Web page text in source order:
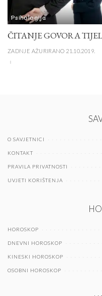
Psihologija
ČITANJE GOVORA
ZADNJE AŽURIRANO 21.10.2019.
O SAVJETNICI
KONTAKT
PRAVILA PRIVATNOSTI
UVJETI KORIŠTENJA
HOROSKOP
DNEVNI HOROSKOP
KINESKI HOROSKOP
OSOBNI HOROSKOP